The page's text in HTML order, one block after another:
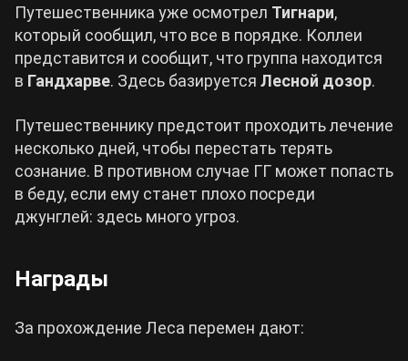
Путешественника уже осмотрел Тигнари,
который сообщил, что все в порядке. Коллеи
представится и сообщит, что группа находится
в Гандхарве. Здесь базируется Лесной дозор.
Путешественнику предстоит проходить лечение
несколько дней, чтобы перестать терять
сознание. В противном случае ГГ может попасть
в беду, если ему станет плохо посреди
джунглей: здесь много угроз.
Награды
За прохождение Леса перемен дают: